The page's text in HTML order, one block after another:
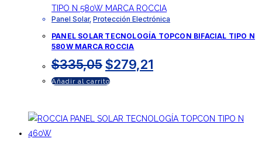
Panel Solar, Protección Electrónica
PANEL SOLAR TECNOLOGÍA TOPCON BIFACIAL TIPO N
580W MARCA ROCCIA
$335,05$279,21
Añadir al carrito